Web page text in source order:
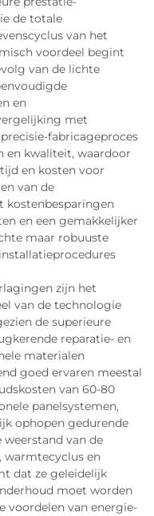
de totale
van het
voordeel begint
van de lichte
en
met
fabricageproces
en kwaliteit, waardoor
en kosten voor
van de
kostenbesparingen
en een gemakkelijker
maar robuuste
zijn het
van de technologie
de superieure
reparatie- en
materialen
goed ervaren meestal
van 60-80
panelsystemen,
ophopen gedurende
weerstand van de
warmtecyclus en
dat ze geleidelijk
moet worden
voordelen van energie-